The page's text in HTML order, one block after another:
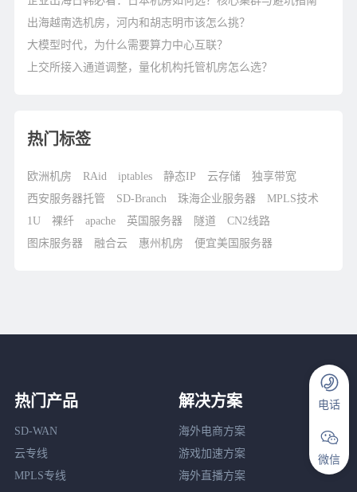
出海越南选机房，河内和胡志明市该怎么挑？
大模型时代，为什么需要算力中心互联？
上交所接入通道调整，量化机构托管机房怎么选？
热门标签
欧洲机房 RAid iptables 静态IP 云存储
独享带宽
西安服务器托管
SD-Branch 珠海企业服务器
MPLS技术
1U
裸纤 apache 英国服务器 隧道
CN2线路
图床服务器
融合云 惠州机房 便宜美国服务器
热门产品
SD-WAN
云专线
MPLS专线
解决方案
海外电商方案
游戏加速方案
海外直播方案
电话
微信